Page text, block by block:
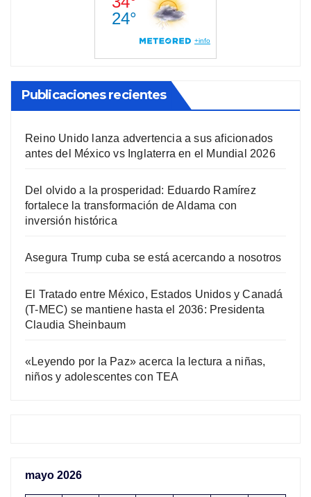
Publicaciones recientes
Reino Unido lanza advertencia a sus aficionados
antes del México vs Inglaterra en el Mundial 2026
Del olvido a la prosperidad: Eduardo Ramírez
fortalece la transformación de Aldama con
inversión histórica
Asegura Trump cuba se está acercando a nosotros
El Tratado entre México, Estados Unidos y Canadá
(T-MEC) se mantiene hasta el 2036: Presidenta
Claudia Sheinbaum
«Leyendo por la Paz» acerca la lectura a niñas,
niños y adolescentes con TEA
mayo 2026